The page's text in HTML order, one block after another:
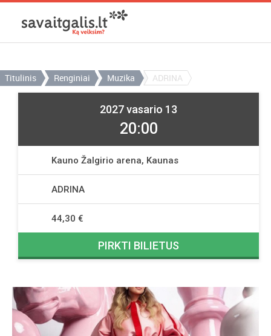
Titulinis Renginiai Muzika ADRINA
2027 vasario 13
20:00
Kauno Žalgirio arena, Kaunas
ADRINA
44,30 €
PIRKTI BILIETUS